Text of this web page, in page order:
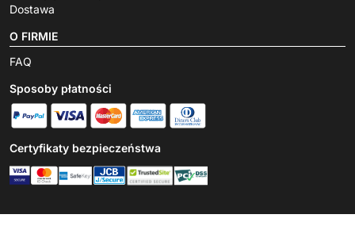
Dostawa
O FIRMIE
FAQ
Sposoby płatności
Certyfikaty bezpieczeństwa